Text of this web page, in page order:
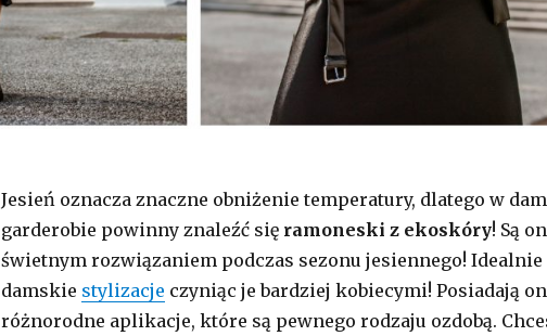
Jesień oznacza znaczne obniżenie temperatury, dlatego w
garderobie powinny znaleźć się ramoneski z ekoskóry! Są
świetnym rozwiązaniem podczas sezonu jesiennego! Idealnie
damskie stylizacje czyniąc je bardziej kobiecymi! Posiadają
różnorodne aplikacje, które są pewnego rodzaju ozdobą.